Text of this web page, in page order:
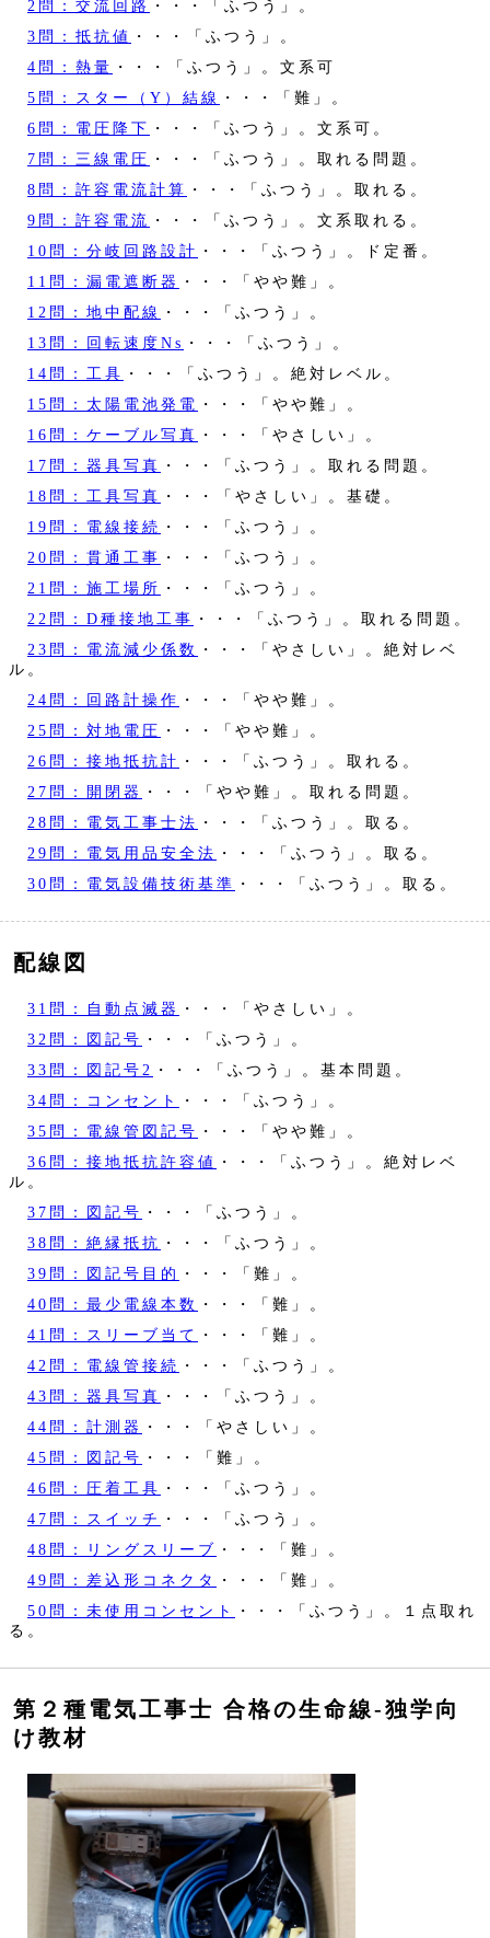
2問：交流回路
・・・「ふつう」。
3問：抵抗値
・・・「ふつう」。
4問：熱量 ・・・「ふつう」。文系可
5問：スター（Y）結線
・・・「難」。
6問：電圧降下 ・・・「ふつう」。文系可。
7問：三線電圧 ・・・「ふつう」。取れる問題。
8問：許容電流計算 ・・・「ふつう」。取れる。
9問：許容電流 ・・・「ふつう」。文系取れる。
10問：分岐回路設計 ・・・「ふつう」。ド定番。
11問：漏電遮断器
・・・「やや難」。
12問：地中配線
・・・「ふつう」。
13問：回転速度Ns ・・・「ふつう」。
14問：工具 ・・・「ふつう」。絶対レベル。
15問：太陽電池発電 ・・・「やや難」。
16問：ケーブル写真 ・・・「やさしい」。
17問：器具写真 ・・・「ふつう」。取れる問題。
18問：工具写真 ・・・「やさしい」。基礎。
19問：電線接続 ・・・「ふつう」。
20問：貫通工事 ・・・「ふつう」。
21問：施工場所 ・・・「ふつう」。
22問：D種接地工事 ・・・「ふつう」。取れる問題。
23問：電流減少係数
・・・「やさしい」。絶対レベ
ル。
24問：回路計操作 ・・・「やや難」。
25問：対地電圧 ・・・「やや難」。
26問：接地抵抗計 ・・・「ふつう」。取れる。
27問：開閉器
・・・「やや難」。取れる問題。
28問：電気工事士法 ・・・「ふつう」。取る。
29問：電気用品安全法 ・・・「ふつう」。取る。
30問：電気設備技術基準 ・・・「ふつう」。取る。
配線図
31問：自動点滅器
・・・「やさしい」。
32問：図記号 ・・・「ふつう」。
33問：図記号2
・・・「ふつう」。基本問題。
34問：コンセント
・・・「ふつう」。
35問：電線管図記号 ・・・「やや難」。
36問：接地抵抗許容値
・・・「ふつう」。絶対レベ
ル。
37問：図記号 ・・・「ふつう」。
38問：絶縁抵抗 ・・・「ふつう」。
39問：図記号目的
・・・「難」。
40問：最少電線本数
・・・「難」。
41問：スリーブ当て
・・・「難」。
42問：電線管接続 ・・・「ふつう」。
43問：器具写真 ・・・「ふつう」。
44問：計測器
・・・「やさしい」。
45問：図記号 ・・・「難」。
46問：圧着工具 ・・・「ふつう」。
47問：スイッチ
・・・「ふつう」。
48問：リングスリーブ ・・・「難」。
49問：差込形コネクタ
・・・「難」。
50問：未使用コンセント
・・・「ふつう」。１点取れ
る。
第２種電気工事士 合格の生命線‐独学向
け教材